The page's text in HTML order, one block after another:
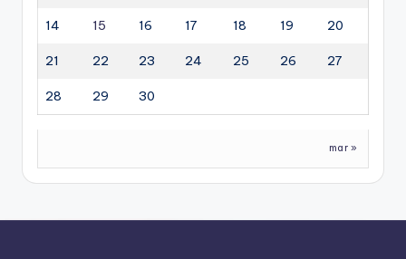
14 15 16 17 18 19 20
21 22 23 24 25 26 27
28 29 30
mar »